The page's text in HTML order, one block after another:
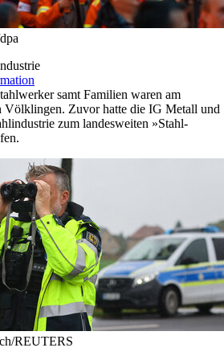
samt Familien waren am
Völklingen. Zuvor hatte die IG Metall und
zum landesweiten »Stahl-
REUTERS